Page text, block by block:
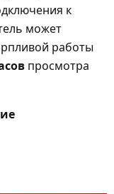
к
может
работы
просмотра